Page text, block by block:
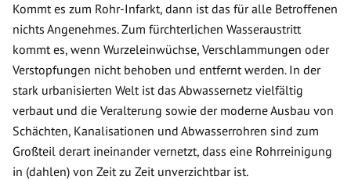
Kommt es zum Rohr-Infarkt, dann ist das für alle Betroffenen
nichts Angenehmes. Zum fürchterlichen Wasseraustritt
kommt es, wenn Wurzeleinwüchse, Verschlammungen oder
Verstopfungen nicht behoben und entfernt werden. In der
stark urbanisierten Welt ist das Abwassernetz vielfältig
verbaut und die Veralterung sowie der moderne Ausbau von
Schächten, Kanalisationen und Abwasserrohren sind zum
Großteil derart ineinander vernetzt, dass eine Rohrreinigung
in (dahlen) von Zeit zu Zeit unverzichtbar ist.